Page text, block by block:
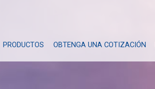
PRODUCTOS OBTENGA UNA COTIZACIÓN